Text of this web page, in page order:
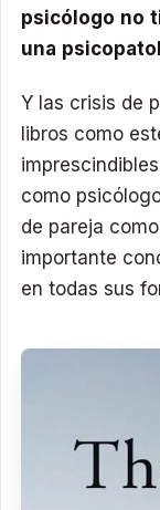
psicólogo no
una
Y las crisis de
libros como
como
de pareja
importante
en todas sus